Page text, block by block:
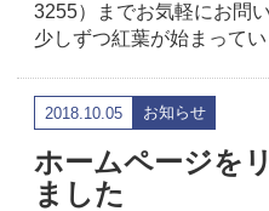
3255）までお気軽にお問
少しずつ紅葉が始まって
2018.10.05 お知らせ
ホームページを
ました